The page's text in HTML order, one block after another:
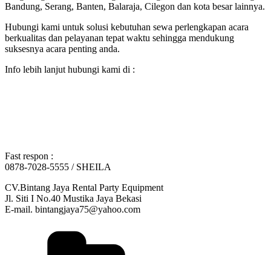
Bandung, Serang, Banten, Balaraja, Cilegon dan kota besar lainnya.
Hubungi kami untuk solusi kebutuhan sewa perlengkapan acara
berkualitas dan pelayanan tepat waktu sehingga mendukung
suksesnya acara penting anda.
Info lebih lanjut hubungi kami di :
Fast respon :
0878-7028-5555 / SHEILA
CV.Bintang Jaya Rental Party Equipment
Jl. Siti I No.40 Mustika Jaya Bekasi
E-mail. bintangjaya75@yahoo.com